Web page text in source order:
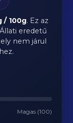
/ 100g. Ez az
eredetű
nem járul
Magas (100)